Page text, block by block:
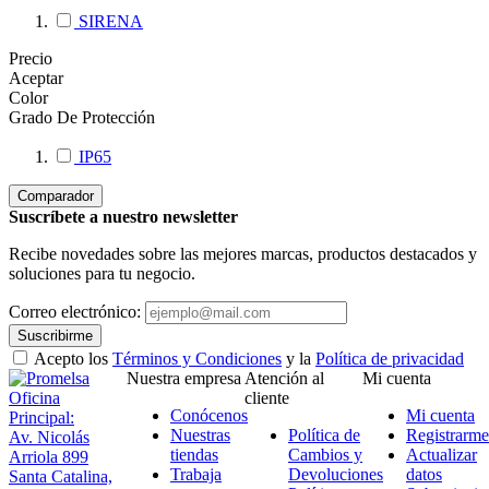
SIRENA
Precio
Aceptar
Color
Grado De Protección
IP65
Comparador
Suscríbete a nuestro newsletter
Recibe novedades sobre las mejores marcas, productos destacados y
soluciones para tu negocio.
Correo electrónico:
Suscribirme
Acepto los Términos y Condiciones y la Política de privacidad
Oficina
Principal:
Av. Nicolás
Arriola 899
Santa Catalina,
Nuestra empresa
Conócenos
Nuestras
tiendas
Trabaja
Atención al
cliente
Política de
Cambios y
Devoluciones
Mi cuenta
Mi cuenta
Registrarme
Actualizar
datos